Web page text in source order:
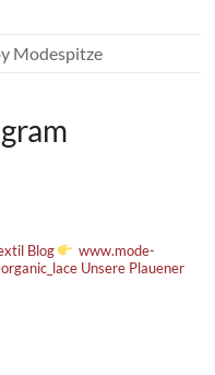
Modespitze
Blog
www.mode-
Unsere Plauener